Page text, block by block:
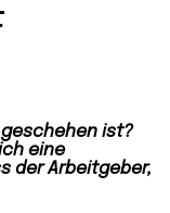
geschehen ist?
eine
der Arbeitgeber,